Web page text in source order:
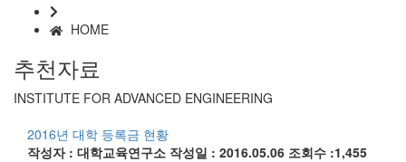
HOME
추천자료
INSTITUTE FOR ADVANCED ENGINEERING
2016년 대학 등록금 현황
작성자 : 대학교육연구소 작성일 : 2016.05.06 조회수 :1,455